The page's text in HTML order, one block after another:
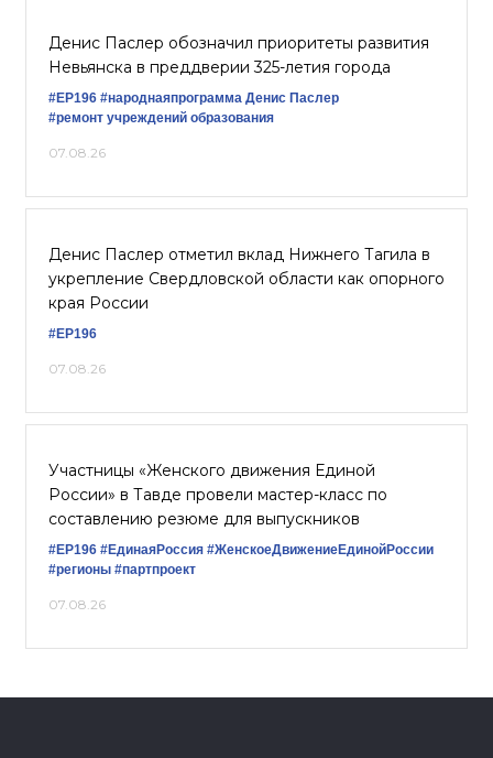
Денис Паслер обозначил приоритеты развития
Невьянска в преддверии 325-летия города
#ЕР196 #народнаяпрограмма Денис Паслер
#ремонт учреждений образования
07.08.26
Денис Паслер отметил вклад Нижнего Тагила в
укрепление Свердловской области как опорного
края России
#ЕР196
07.08.26
Участницы «Женского движения Единой
России» в Тавде провели мастер-класс по
составлению резюме для выпускников
#ЕР196 #‎ЕдинаяРоссия #ЖенскоеДвижениеЕдинойРоссии
#регионы #партпроект
07.08.26